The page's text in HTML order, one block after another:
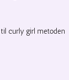
curly girl metoden
mængde i det